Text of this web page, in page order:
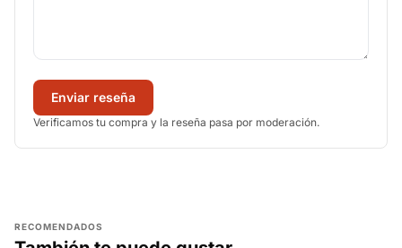
Enviar reseña
Verificamos tu compra y la reseña pasa por moderación.
RECOMENDADOS